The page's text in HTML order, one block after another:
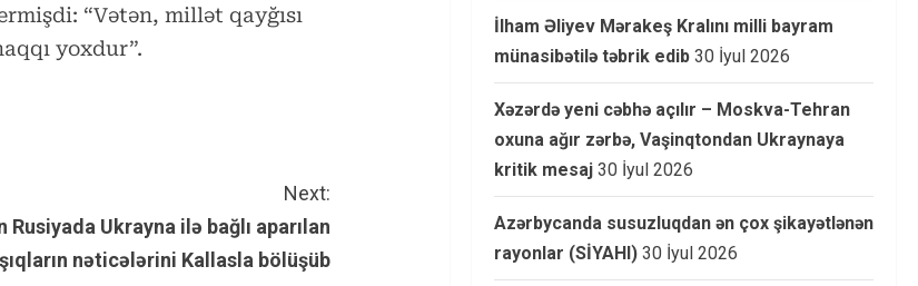
“Vətən, millət qayğısı
yoxdur”.
Next:
Rusiyada Ukrayna ilə bağlı aparılan
nəticələrini Kallasla bölüşüb
İlham Əliyev Mərakeş Kralını milli bayram
münasibətilə təbrik edib 30 İyul 2026
Xəzərdə yeni cəbhə açılır – Moskva-Tehran
oxuna ağır zərbə, Vaşinqtondan Ukraynaya
kritik mesaj 30 İyul 2026
Azərbycanda susuzluqdan ən çox şikayətlənən
rayonlar (SİYAHI) 30 İyul 2026